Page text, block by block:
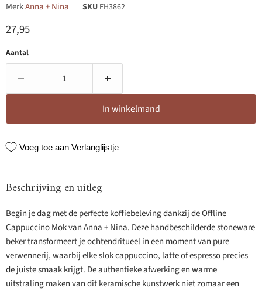
MerkAnna + Nina SKU FH3862
Huidige prijs
27,95
Aantal
In winkelmand
Voeg toe aan Verlanglijstje
Beschrijving en uitleg
Begin je dag met de perfecte koffiebeleving dankzij de Offline
Cappuccino Mok van Anna + Nina. Deze handbeschilderde stoneware
beker transformeert je ochtendritueel in een moment van pure
verwennerij, waarbij elke slok cappuccino, latte of espresso precies
de juiste smaak krijgt. De authentieke afwerking en warme
uitstraling maken van dit keramische kunstwerk niet zomaar een